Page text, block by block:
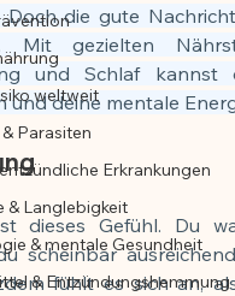
weltweit
Parasiten
Erkrankungen
& Langlebigkeit
& mentale Gesundheit
& Entzündungshemmung
Doch die gute
Mit gezielten
und Schlaf kannst
und deine mentale
dieses Gefühl. Du
scheinbar
fühlt es sich an,